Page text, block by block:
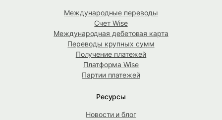
Международные переводы
Счет Wise
Международная дебетовая карта
Переводы крупных сумм
Получение платежей
Платформа Wise
Партии платежей
Ресурсы
Новости и блог